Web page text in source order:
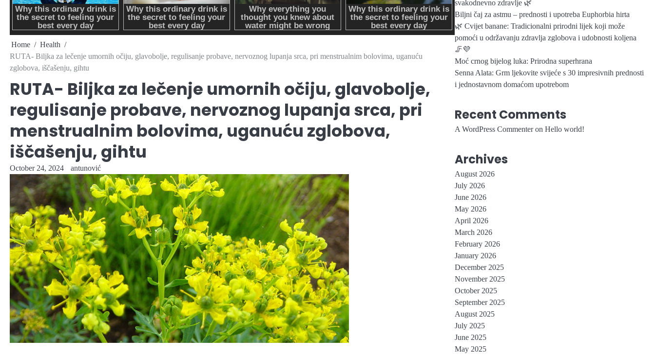
Home
Health
RUTA- Biljka za lečenje umornih očiju, glavobolje, regulisanje probave, nervoznog lupanja srca, pri menstrualnim bolovima, uganuću
zglobova, iščašenju, gihtu
RUTA- Biljka za lečenje umornih očiju, glavobolje,
regulisanje probave, nervoznog lupanja srca, pri
menstrualnim bolovima, uganuću zglobova,
iščašenju, gihtu
October 24, 2024 antunović
svakodnevno zdravlje 🌿
Biljni čaj za astmu – prednosti i upotreba Euphorbia hirta
🌿 Cvijet banane: Tradicionalni prirodni lijek koji može
pomoći u održavanju zdravlja zglobova i udobnosti koljena
🦵💜
Moć crnog bijelog luka: Prirodna superhrana
Senna Alata: Grm ljekovite svijeće s 30 impresivnih prednosti
i jednostavnom domaćom upotrebom
Recent Comments
A WordPress Commenteron Hello world!
Archives
August 2026
July 2026
June 2026
May 2026
April 2026
March 2026
February 2026
January 2026
December 2025
November 2025
October 2025
September 2025
August 2025
July 2025
June 2025
May 2025